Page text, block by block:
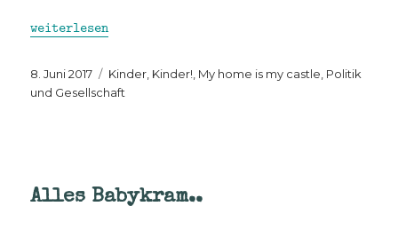
„Kinderarztbeobachtungen: IGeL, Impfungen und
weiterlesen
Veröffentlicht
am
8. Juni 2017 Kategorien
Kinder, Kinder! My home is my castle Politik
und Gesellschaft
Alles Babykram..